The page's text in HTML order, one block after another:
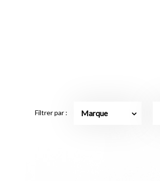
Filtrer par : Marque